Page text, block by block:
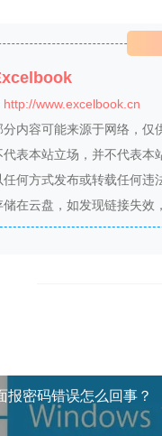
http://www.excelbook.cn
内容可能来源于网络，仅
表本站立场，并不代表本
何方式发布或转载任何违
在云盘，如发现链接失效
报密码错误怎么回事？